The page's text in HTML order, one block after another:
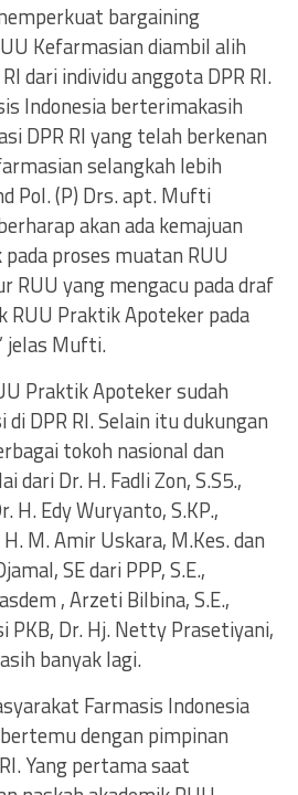
bargaining
Kefarmasian diambil alih
dari individu anggota DPR RI.
Indonesia berterimakasih
DPR RI yang telah berkenan
selangkah lebih
Pol. (P) Drs. apt. Mufti
akan ada kemajuan
proses muatan RUU
RUU yang mengacu pada draf
RUU Praktik Apoteker pada
jelas Mufti.
Praktik Apoteker sudah
DPR RI. Selain itu dukungan
tokoh nasional dan
dari Dr. H. Fadli Zon, S.S5.,
H. Edy Wuryanto, S.KP.,
M. Amir Uskara, M.Kes. dan
SE dari PPP, S.E.,
, Arzeti Bilbina, S.E.,
PKB, Dr. Hj. Netty Prasetiyani,
banyak lagi.
Farmasis Indonesia
dengan pimpinan
Yang pertama saat